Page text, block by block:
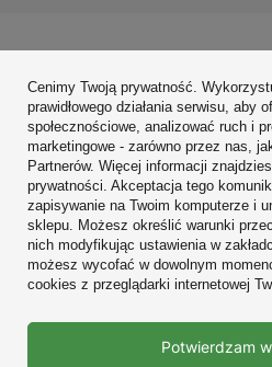
Konto
Regulaminy
Zobacz również
W sklepie prezentujemy
Cenimy Twoją prywatność.
prawidłowego działania serwisu, aby
społecznościowe, analizować ruch i
marketingowe - zarówno przez nas,
Partnerów. Więcej informacji
prywatności. Akceptacja tego
zapisywanie na Twoim komputerze i
sklepu. Możesz określić warunki
nich modyfikując ustawienia w
możesz wycofać w dowolnym
cookies z przeglądarki internetowej
Potwierdzam